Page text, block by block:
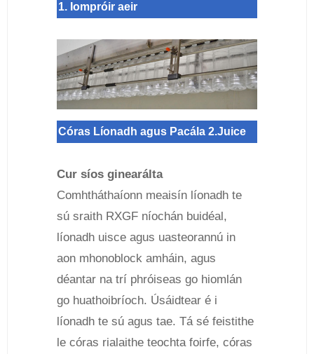
1. Iompróir aeir
Córas Líonadh agus Pacála 2.Juice
Cur síos ginearálta
Comhtháthaíonn meaisín líonadh te
sú sraith RXGF níochán buidéal,
líonadh uisce agus uasteorannú in
aon mhonoblock amháin, agus
déantar na trí phróiseas go hiomlán
go huathoibríoch. Úsáidtear é i
líonadh te sú agus tae. Tá sé feistithe
le córas rialaithe teochta foirfe, córas